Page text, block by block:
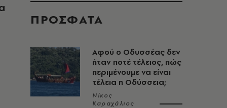
ΠΡΟΣΦΑΤΑ
Αφού ο Οδυσσέας δεν
ήταν ποτέ τέλειος, πώς
περιμένουμε να είναι
τέλεια η Οδύσσεια;
Νίκος
Καραχάλιος